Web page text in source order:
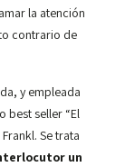
la atención
contrario de
y empleada
best seller “El
Se trata
un